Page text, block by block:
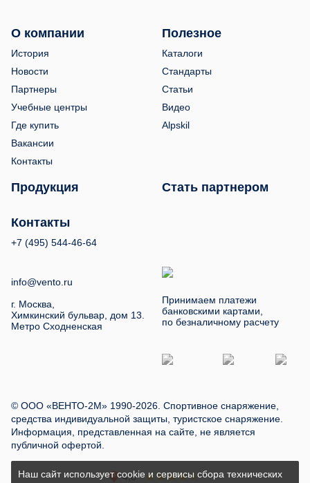
О компании
История
Новости
Партнеры
Учебные центры
Где купить
Вакансии
Контакты
Полезное
Каталоги
Стандарты
Статьи
Видео
Alpskil
Продукция Стать партнером
Контакты
+7 (495) 544-46-64
info@vento.ru
г. Москва,
Химкинский бульвар, дом 13.
Метро Сходненская
Принимаем платежи
банковскими картами,
по безналичному расчету
© ООО «ВЕНТО-2М» 1990-2026. Спортивное снаряжение,
средства индивидуальной защиты, туристское снаряжение.
Информация, представленная на сайте, не является
публичной офертой.
Наш сайт использует cookie и сервисы сбора технических